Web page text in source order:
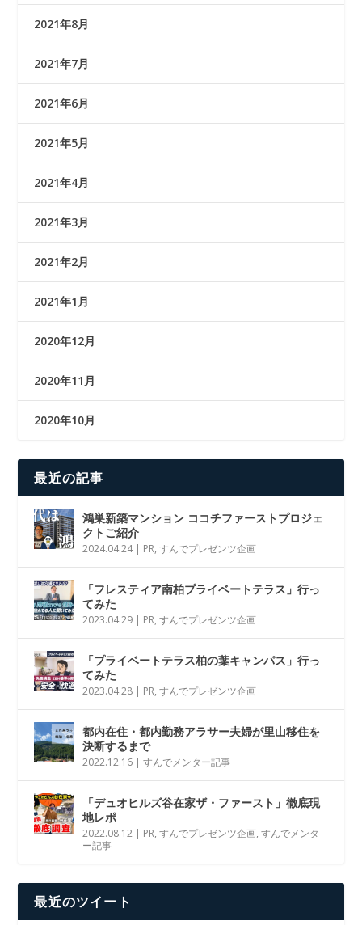
2021年8月
2021年7月
2021年6月
2021年5月
2021年4月
2021年3月
2021年2月
2021年1月
2020年12月
2020年11月
2020年10月
最近の記事
鴻巣新築マンション ココチファーストプロジェ
クトご紹介
2024.04.24| PR,すんでプレゼンツ企画
「フレスティア南柏プライベートテラス」行っ
てみた
2023.04.29 | PR,すんでプレゼンツ企画
「プライベートテラス柏の葉キャンパス」行っ
てみた
2023.04.28 | PR,すんでプレゼンツ企画
都内在住・都内勤務アラサー夫婦が里山移住を
決断するまで
2022.12.16 |すんでメンター記事
「デュオヒルズ谷在家ザ・ファースト」徹底現
地レポ
2022.08.12 | PR,すんでプレゼンツ企画,すんでメンタ
ー記事
最近のツイート